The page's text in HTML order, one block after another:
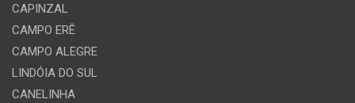
CAPINZAL
CAMPO ERÊ
CAMPO ALEGRE
LINDÓIA DO SUL
CANELINHA